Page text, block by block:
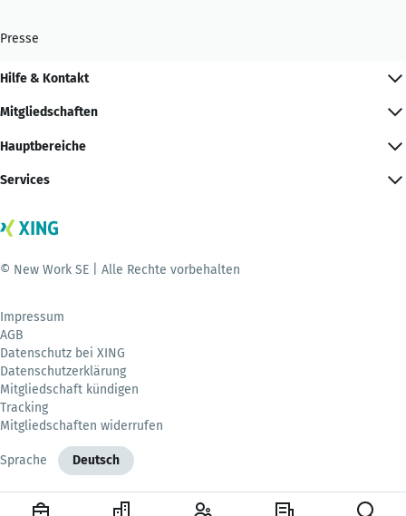
Presse
Hilfe & Kontakt
Mitgliedschaften
Hauptbereiche
Services
© New Work SE | Alle Rechte vorbehalten
Impressum
AGB
Datenschutz bei XING
Datenschutzerklärung
Mitgliedschaft kündigen
Tracking
Mitgliedschaften widerrufen
Sprache Deutsch